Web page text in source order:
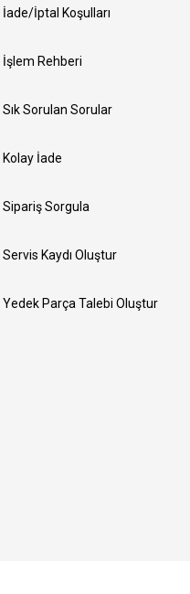
İade/İptal Koşulları
İşlem Rehberi
Sık Sorulan Sorular
Kolay İade
Sipariş Sorgula
Servis Kaydı Oluştur
Yedek Parça Talebi Oluştur